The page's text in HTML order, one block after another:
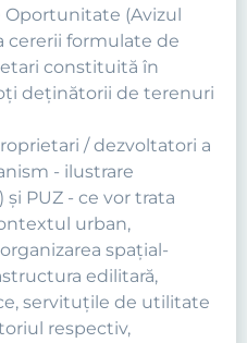
Oportunitate (Avizul
cererii formulate de
constituită în
deţinătorii de terenuri
/ dezvoltatori a
- ilustrare
PUZ - ce vor trata
urban,
spaţial-
edilitară,
servituţile de utilitate
respectiv,